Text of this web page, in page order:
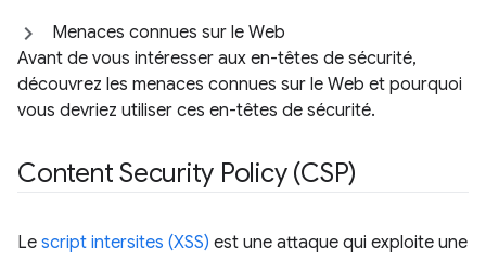
Menaces connues sur le Web
Avant de vous intéresser aux en-têtes de sécurité,
découvrez les menaces connues sur le Web et pourquoi
vous devriez utiliser ces en-têtes de sécurité.
Content Security Policy (CSP)
Le script intersites (XSS) est une attaque qui exploite une